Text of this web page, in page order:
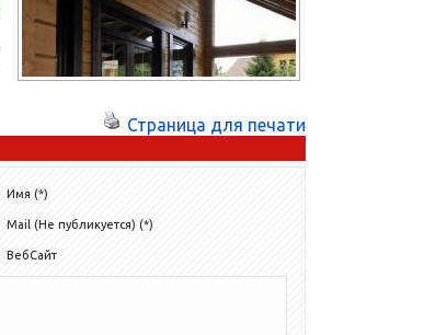
Страница для печати
Имя (*)
Mail (Не публикуется) (*)
ВебСайт